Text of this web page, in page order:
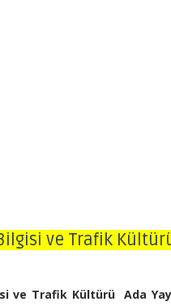
Bilgisi ve Trafik
ve Trafik Kültürü Ada